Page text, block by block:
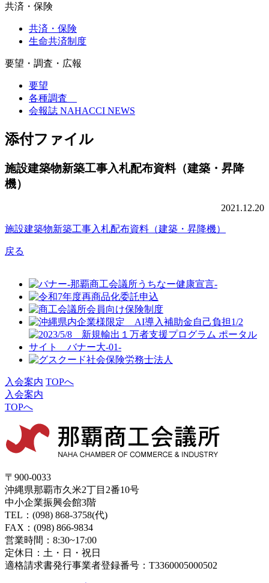
共済・保険
共済・保険
生命共済制度
要望・調査・広報
要望
各種調査
会報誌 NAHACCI NEWS
添付ファイル
施設建築物新築工事入札配布資料（建築・昇降
機）
2021.12.20
施設建築物新築工事入札配布資料（建築・昇降機）
戻る
入会案内 TOPへ
入会案内
TOPへ
〒900-0033
沖縄県那覇市久米2丁目2番10号
中小企業振興会館3階
TEL：(098) 868-3758(代)
FAX：(098) 866-9834
営業時間：8:30~17:00
定休日：土・日・祝日
適格請求書発行事業者登録番号：T3360005000502